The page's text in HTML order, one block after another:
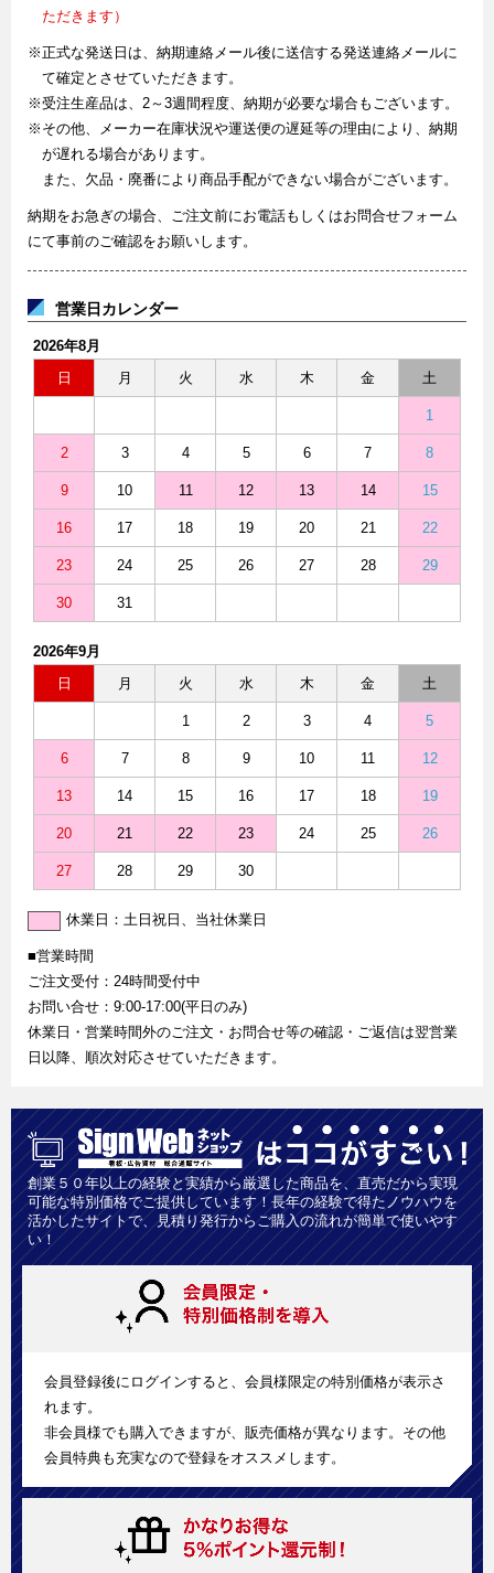
ただきます）
※正式な発送日は、納期連絡メール後に送信する発送連絡メールに
て確定とさせていただきます。
※受注生産品は、2～3週間程度、納期が必要な場合もございます。
※その他、メーカー在庫状況や運送便の遅延等の理由により、納期
が遅れる場合があります。
また、欠品・廃番により商品手配ができない場合がございます。
納期をお急ぎの場合、ご注文前にお電話もしくはお問合せフォーム
にて事前のご確認をお願いします。
営業日カレンダー
2026年8月
日
月 火 水 木 金 土
1
2 3 4 5 6 7 8
9 10 11 12 13 14 15
16 17 18 19 20 21 22
23 24 25 26 27 28 29
30 31
2026年9月
日
月 火 水 木 金 土
1 2 3 4 5
6 7 8 9 10 11 12
13 14 15 16 17 18 19
20 21 22 23 24 25 26
27 28 29 30
休業日：土日祝日、当社休業日
■営業時間
ご注文受付：24時間受付中
お問い合せ：9:00-17:00(平日のみ)
休業日・営業時間外のご注文・お問合せ等の確認・ご返信は翌営業
日以降、順次対応させていただきます。
創業５０年以上の経験と実績から厳選した商品を、直売だから実現
可能な特別価格でご提供しています！長年の経験で得たノウハウを
活かしたサイトで、見積り発行からご購入の流れが簡単で使いやす
い！
会員登録後にログインすると、会員様限定の特別価格が表示さ
れます。
非会員様でも購入できますが、販売価格が異なります。その他
会員特典も充実なので登録をオススメします。